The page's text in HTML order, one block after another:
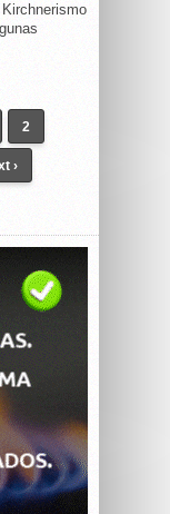
2
›